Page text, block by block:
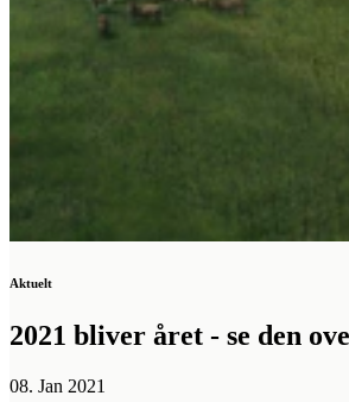
Aktuelt
2021 bliver året - se den
08. Jan 2021